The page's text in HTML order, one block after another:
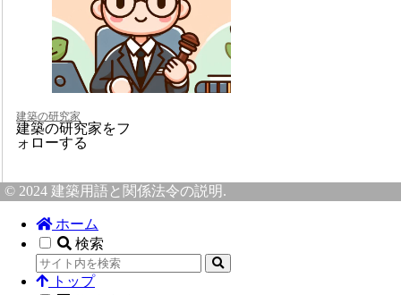
建築の研究家
建築の研究家をフ
ォローする
© 2024 建築用語と関係法令の説明.
ホーム
検索
トップ